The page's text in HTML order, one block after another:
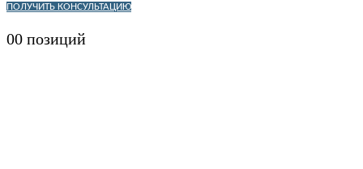
ПОЛУЧИТЬ КОНСУЛЬТАЦИЮ
00 позиций